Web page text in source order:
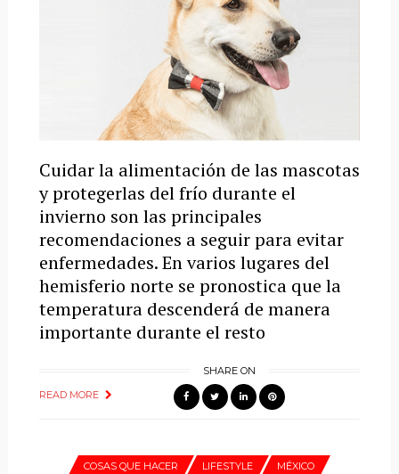
Cuidar la alimentación de las mascotas
y protegerlas del frío durante el
invierno son las principales
recomendaciones a seguir para evitar
enfermedades. En varios lugares del
hemisferio norte se pronostica que la
temperatura descenderá de manera
importante durante el resto
READ MORE
SHARE ON
COSAS QUE HACER LIFESTYLE
MÉXICO